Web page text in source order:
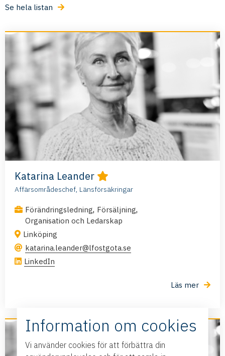
Se hela listan
Katarina Leander
Affärsområdeschef, Länsförsäkringar
Förändringsledning, Försäljning,
Organisation och Ledarskap
Linköping
katarina.leander@lfostgota.se
LinkedIn
Läs mer
Information om cookies
Vi använder cookies för att förbättra din